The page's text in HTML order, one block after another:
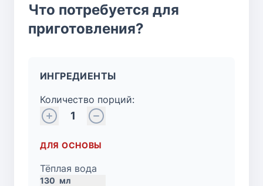
Что потребуется для
приготовления?
ИНГРЕДИЕНТЫ
Количество порций:
1
ДЛЯ ОСНОВЫ
Тёплая вода
130 мл